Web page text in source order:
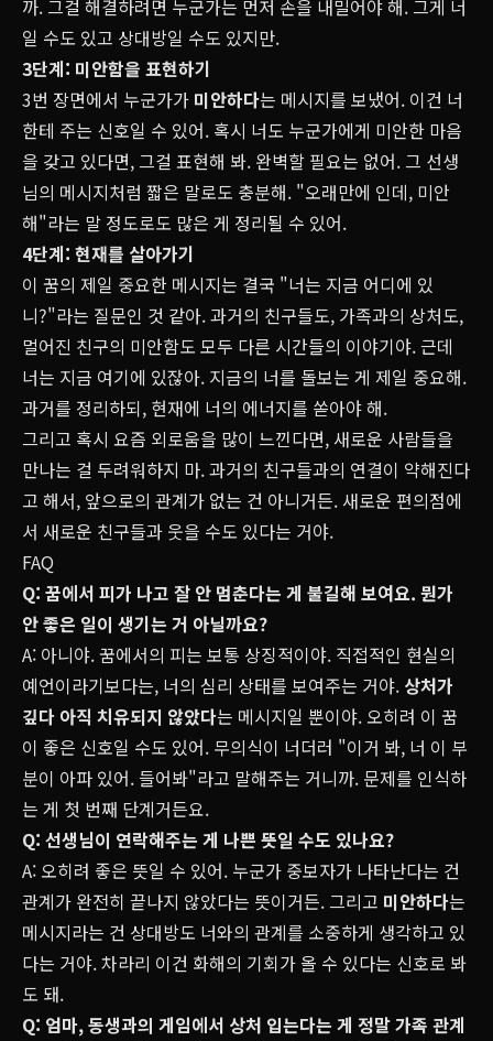
까. 그걸 해결하려면 누군가는 먼저 손을 내밀어야 해. 그게 너
일 수도 있고 상대방일 수도 있지만.
3단계: 미안함을 표현하기
3번 장면에서 누군가가 미안하다는 메시지를 보냈어. 이건 너
한테 주는 신호일 수 있어. 혹시 너도 누군가에게 미안한 마음
을 갖고 있다면, 그걸 표현해 봐. 완벽할 필요는 없어. 그 선생
님의 메시지처럼 짧은 말로도 충분해. "오래만에 인데, 미안
해"라는 말 정도로도 많은 게 정리될 수 있어.
4단계: 현재를 살아가기
이 꿈의 제일 중요한 메시지는 결국 "너는 지금 어디에 있
니?"라는 질문인 것 같아. 과거의 친구들도, 가족과의 상처도,
멀어진 친구의 미안함도 모두 다른 시간들의 이야기야. 근데
너는 지금 여기에 있잖아. 지금의 너를 돌보는 게 제일 중요해.
과거를 정리하되, 현재에 너의 에너지를 쏟아야 해.
그리고 혹시 요즘 외로움을 많이 느낀다면, 새로운 사람들을
만나는 걸 두려워하지 마. 과거의 친구들과의 연결이 약해진다
고 해서, 앞으로의 관계가 없는 건 아니거든. 새로운 편의점에
서 새로운 친구들과 웃을 수도 있다는 거야.
FAQ
Q: 꿈에서 피가 나고 잘 안 멈춘다는 게 불길해 보여요. 뭔가
안 좋은 일이 생기는 거 아닐까요?
A: 아니야. 꿈에서의 피는 보통 상징적이야. 직접적인 현실의
예언이라기보다는, 너의 심리 상태를 보여주는 거야. 상처가
깊다 아직 치유되지 않았다는 메시지일 뿐이야. 오히려 이 꿈
이 좋은 신호일 수도 있어. 무의식이 너더러 "이거 봐, 너 이 부
분이 아파 있어. 들어봐"라고 말해주는 거니까. 문제를 인식하
는 게 첫 번째 단계거든요.
Q: 선생님이 연락해주는 게 나쁜 뜻일 수도 있나요?
A: 오히려 좋은 뜻일 수 있어. 누군가 중보자가 나타난다는 건
관계가 완전히 끝나지 않았다는 뜻이거든. 그리고 미안하다는
메시지라는 건 상대방도 너와의 관계를 소중하게 생각하고 있
다는 거야. 차라리 이건 화해의 기회가 올 수 있다는 신호로 봐
도 돼.
Q: 엄마, 동생과의 게임에서 상처 입는다는 게 정말 가족 관계